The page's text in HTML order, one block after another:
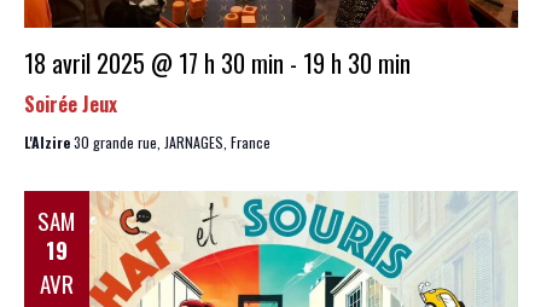
Soirée Jeux
18 avril 2025 @ 17 h 30 min - 19 h 30 min
L'Alzire30 grande rue, JARNAGES, France
SAM
19
AVR